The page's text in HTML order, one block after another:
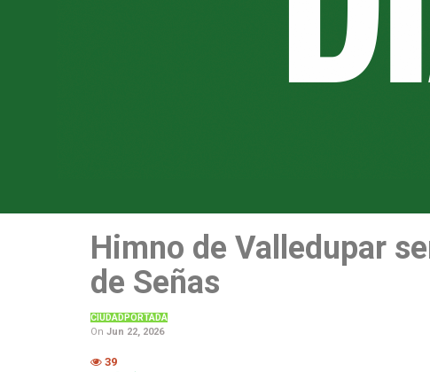
Himno de Valledupar
de Señas
CIUDAD PORTADA
On Jun 22, 2026
39